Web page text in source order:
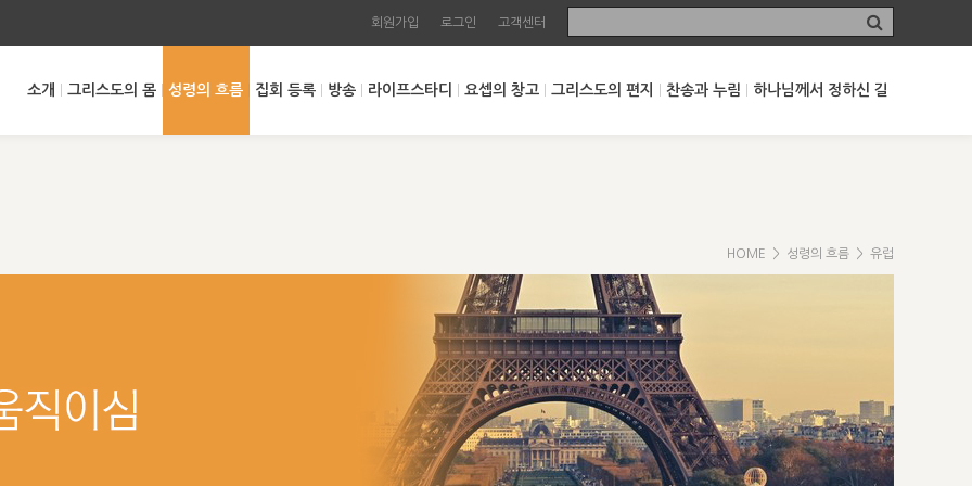
회원가입 로그인 고객센터
소개 그리스도의 몸 성령의 흐름 집회 등록 방송 라이프스타디 요셉의 창고 그리스도의 편지 찬송과 누림 하나님께서 정하신 길
HOME > 성령의 흐름 > 유럽